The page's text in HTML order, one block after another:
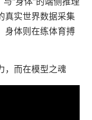
真实世界数据采集
身体则在练体育搏
，而在模型之魂